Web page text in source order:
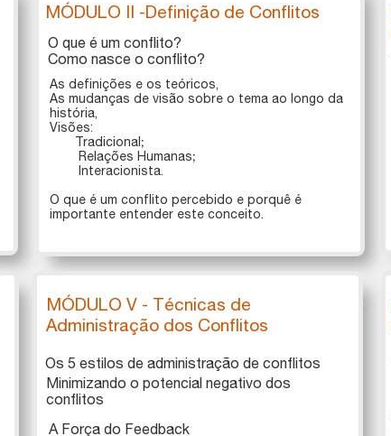
O que é um conflito?
​​​​​​​Como nasce o conflito?
MÓDULO II -Definição de Conflitos
As definições e os teóricos,
As mudanças de visão sobre o tema ao longo da
história,
Visões:
Tradicional;
Relações Humanas;
Interacionista.​​​
O que é um conflito percebido e porquê é
importante entender este conceito.
MÓDULO V - Técnicas de
Administração dos Conflitos
Minimizando o potencial negativo dos
conflitos
Os 5 estilos de administração de conflitos
A Força do Feedback